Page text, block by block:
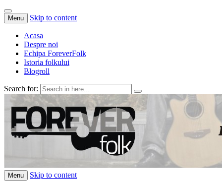
Menu Skip to content
Acasa
Despre noi
Echipa ForeverFolk
Istoria folkului
Blogroll
Search for:
ForeverFolk
Muzica sufletului tau
Menu Skip to content